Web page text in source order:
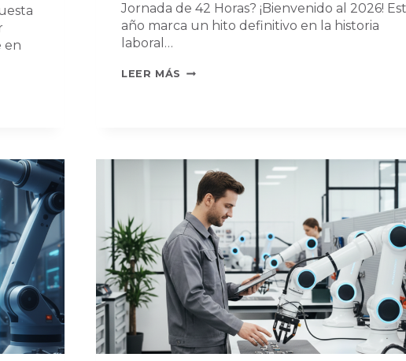
en
Jornada de 42 Horas? ¡Bienvenido al 2026!
año marca un hito definitivo en la historia
laboral…
LEER MÁS MANUFACTURA
JORNADA
DE
HORAS